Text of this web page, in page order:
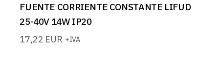
FUENTE CORRIENTE CONSTANTE LIFUD
25-40V 14W IP20
17,22 EUR +IVA